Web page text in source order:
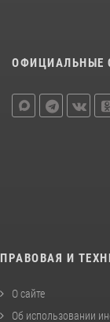
ОФИЦИАЛЬНЫЕ
ПРАВОВАЯ И
О сайте
Об использовании